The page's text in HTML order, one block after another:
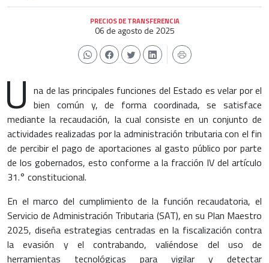
PRECIOS DE TRANSFERENCIA
06 de agosto de 2025
U na de las principales funciones del Estado es velar por el
bien común y, de forma coordinada, se satisface
mediante la recaudación, la cual consiste en un conjunto de
actividades realizadas por la administración tributaria con el fin
de percibir el pago de aportaciones al gasto público por parte
de los gobernados, esto conforme a la fracción IV del artículo
31.° constitucional.
En el marco del cumplimiento de la función recaudatoria, el
Servicio de Administración Tributaria (SAT), en su Plan Maestro
2025, diseña estrategias centradas en la fiscalización contra
la evasión y el contrabando, valiéndose del uso de
herramientas tecnológicas para vigilar y detectar